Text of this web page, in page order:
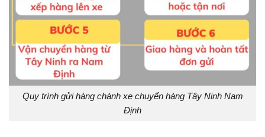
Quy trình gửi hàng chành xe chuyển hàng Tây Ninh Nam
Định